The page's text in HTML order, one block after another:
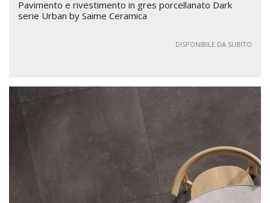
Pavimento e rivestimento in gres porcellanato Dark
serie Urban by Saime Ceramica
DISPONIBILE DA SUBITO